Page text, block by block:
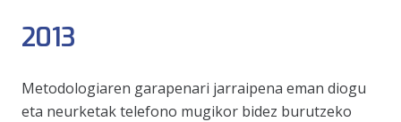
2013
Metodologiaren garapenari jarraipena eman diogu
eta neurketak telefono mugikor bidez burutzeko